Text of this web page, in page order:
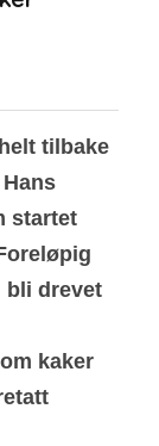
tilbake
startet
bli drevet
kaker